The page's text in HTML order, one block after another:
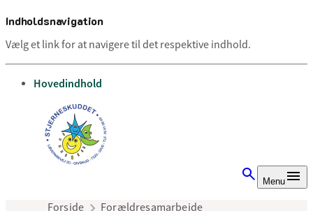
Indholdsnavigation
Vælg et link for at navigere til det respektive indhold.
gå til
Hovedindhold
Menu
Forside Forældresamarbejde